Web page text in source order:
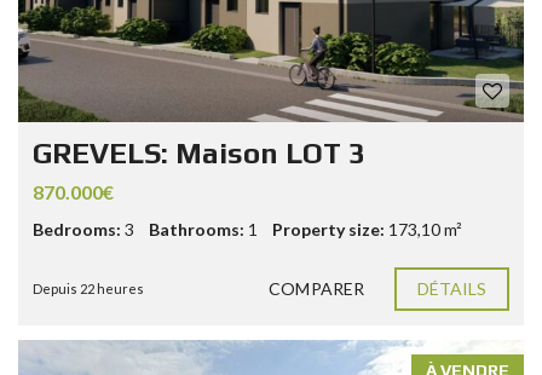
GREVELS: Maison LOT 3
870.000€
Bedrooms: 3 Bathrooms: 1 Property size: 173,10 m²
Depuis 22 heures COMPARER DÉTAILS
À VENDRE